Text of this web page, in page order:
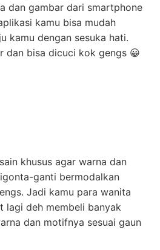
dan gambar dari smartphone
kamu bisa mudah
kamu dengan sesuka hati.
dan bisa dicuci kok gengs 😀
khusus agar warna dan
ganti bermodalkan
Jadi kamu para wanita
deh membeli banyak
dan motifnya sesuai gaun